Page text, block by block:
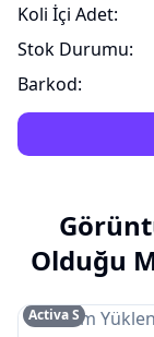
Koli İçi Adet:
Stok Durumu:
Barkod:
Olduğu
Resim
Activa S